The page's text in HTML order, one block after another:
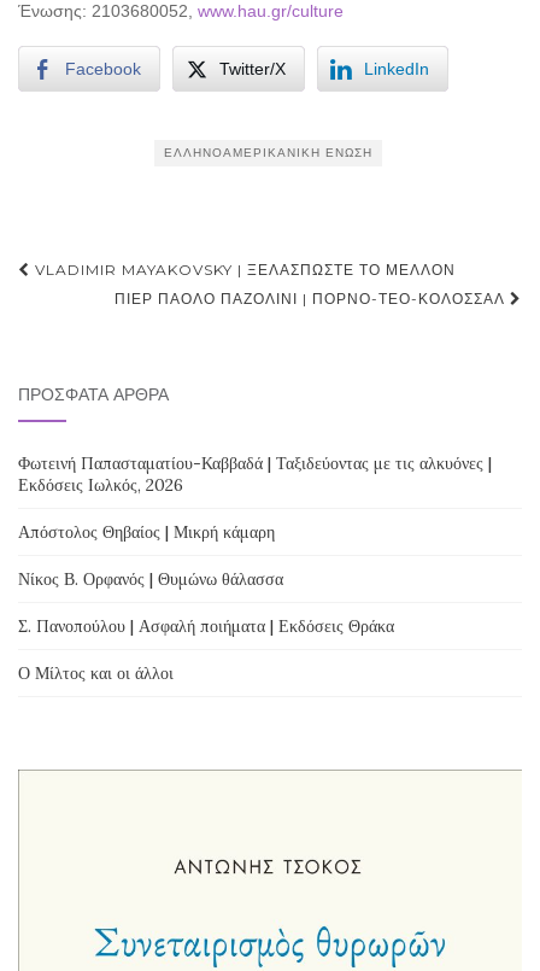
Ένωσης: 2103680052, www.hau.gr/culture
Facebook Twitter/X LinkedIn
ΕΛΛΗΝΟΑΜΕΡΙΚΑΝΙΚΉ ΈΝΩΣΗ
Post
navigation
VLADIMIR MAYAKOVSKY | ΞΕΛΑΣΠΏΣΤΕ ΤΟ ΜΈΛΛΟΝ
ΠΙΕΡ ΠΆΟΛΟ ΠΑΖΟΛΊΝΙ | ΠΟΡΝΌ-ΤΕΌ-ΚΟΛΟΣΣΆΛ
ΠΡΌΣΦΑΤΑ ΆΡΘΡΑ
Φωτεινή Παπασταματίου-Καββαδά | Ταξιδεύοντας με τις αλκυόνες |
Εκδόσεις Ιωλκός, 2026
Απόστολος Θηβαίος | Μικρή κάμαρη
Νίκος Β. Ορφανός | Θυμώνω θάλασσα
Σ. Πανοπούλου | Ασφαλή ποιήματα | Εκδόσεις Θράκα
Ο Μίλτος και οι άλλοι